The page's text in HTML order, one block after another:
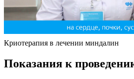
Криотерапия в лечении миндалин
Показания к